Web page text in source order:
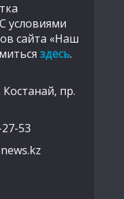
условиями
сайта «Наш
здесь.
Костанай, пр.
53